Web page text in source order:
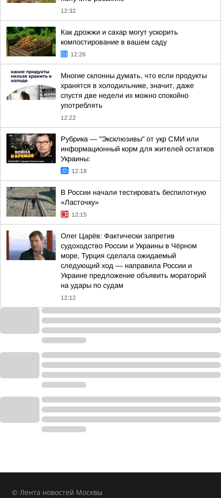
12:32
Как дрожжи и сахар могут ускорить
компостирование в вашем саду
12:26
Многие склонны думать, что если продукты
хранятся в холодильнике, значит, даже
спустя две недели их можно спокойно
употреблять
12:22
Рубрика — "Эксклюзивы" от укр СМИ или
информационный корм для жителей остатков
Украины:
12:18
В России начали тестировать беспилотную
«Ласточку»
12:15
Олег Царёв: Фактически запретив
судоходство России и Украины в Чёрном
море, Турция сделала ожидаемый
следующий ход — направила России и
Украине предложение объявить мораторий
на удары по судам
12:12
© Лента новостей Москвы